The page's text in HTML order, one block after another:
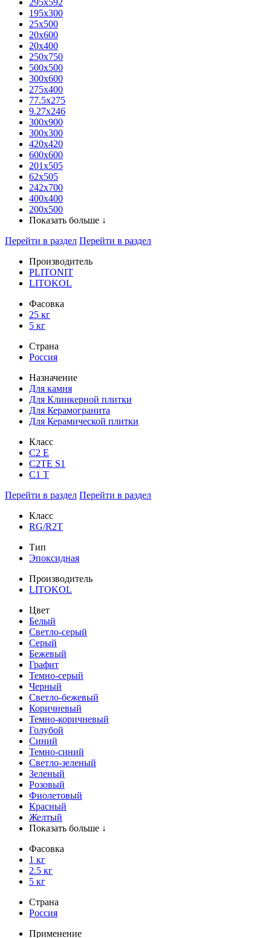
295x592
195х300
25x500
20х600
20х400
250x750
500x500
300x600
275x400
77.5х275
9.27x246
300x900
300x300
420х420
600х600
201х505
62х505
242х700
400х400
200х500
Показать больше ↓
Перейти в раздел Перейти в раздел
Производитель
PLITONIT
LITOKOL
Фасовка
25 кг
5 кг
Страна
Россия
Назначение
Для камня
Для Клинкерной плитки
Для Керамогранита
Для Керамической плитки
Класс
С2 Е
C2TE S1
C1 T
Перейти в раздел Перейти в раздел
Класс
RG/R2T
Тип
Эпоксидная
Производитель
LITOKOL
Цвет
Белый
Светло-серый
Серый
Бежевый
Графит
Темно-серый
Черный
Светло-бежевый
Коричневый
Темно-коричневый
Голубой
Синий
Темно-синий
Светло-зеленый
Зеленый
Розовый
Фиолетовый
Красный
Желтый
Показать больше ↓
Фасовка
1 кг
2.5 кг
5 кг
Страна
Россия
Применение